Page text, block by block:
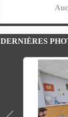
DERNIÈRES